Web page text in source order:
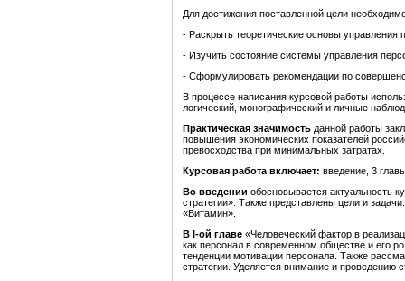
Для достижения поставленной цели
- Раскрыть теоретические основы управления
- Изучить состояние системы управления
- Сформулировать рекомендации по
В процессе написания курсовой работы
логический, монографический и личные
Практическая значимость данной работы
повышения экономических показателей
превосходства при минимальных затратах.
Курсовая работа включает: введение, 3
Во введении обосновывается актуальность
стратегии». Также представлены цели и
«Витамин».
В I-ой главе «Человеческий фактор в
как персонал в современном обществе и его
тенденции мотивации персонала. Также
стратегии. Уделяется внимание и проведению